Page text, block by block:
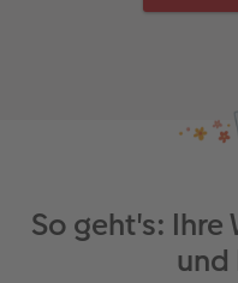
So geht's: Ihre
und